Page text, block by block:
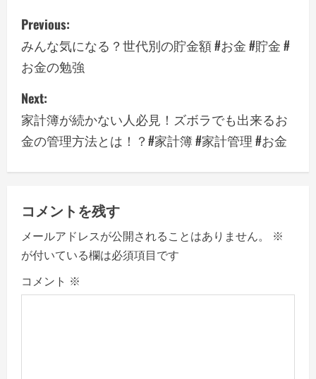
P
o
s
t
n
a
i
g
a
Previous:
みんな気になる？世代別の貯金額 #お金 #貯金 #
お金の勉強
Next:
家計簿が続かない人必見！ズボラでも出来るお
金の管理方法とは！？#家計簿 #家計管理 #お金
コメントを残す
メールアドレスが公開されることはありません。
※
が付いている欄は必須項目です
コメント ※